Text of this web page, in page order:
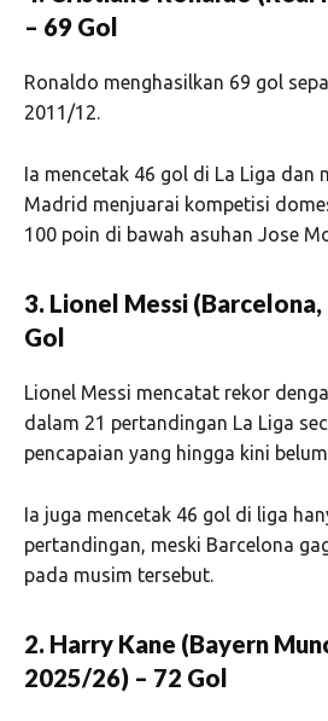
– 69 Gol
Ronaldo menghasilkan 69 gol
2011/12.
Ia mencetak 46 gol di La Liga dan
Madrid menjuarai kompetisi
100 poin di bawah asuhan Jose
3. Lionel Messi
Gol
Lionel Messi mencatat rekor
dalam 21 pertandingan La Liga
pencapaian yang hingga kini
Ia juga mencetak 46 gol di liga
pertandingan, meski Barcelona
pada musim tersebut.
2. Harry Kane (Bayern
2025/26) – 72 Gol